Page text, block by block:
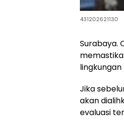
431202621130
Surabaya.
Jika
akan
evaluasi